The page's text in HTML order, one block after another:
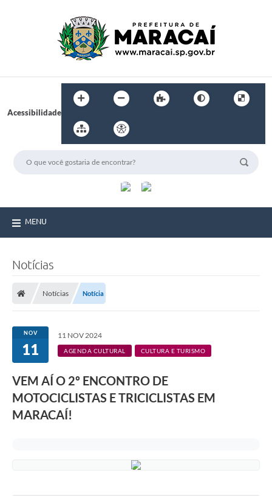
Acessibilidade
MENU
Notícias
Notícias Notícia
NOV
11
11 NOV 2024
AGENDA CULTURAL CULTURA E TURISMO
VEM AÍ O 2º ENCONTRO DE
MOTOCICLISTAS E TRICICLISTAS EM
MARACAÍ!